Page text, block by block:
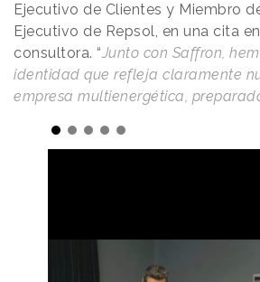
Ejecutivo de Clientes y Miembro
Ejecutivo de Repsol, en una cita
consultora. “Junto con Saffron,
identidad que refleja claramente
empresa multienergética,